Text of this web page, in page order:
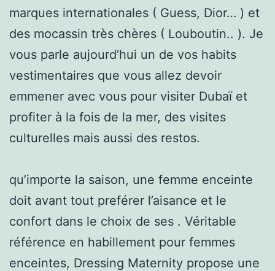
marques internationales ( Guess, Dior… ) et
des mocassin très chères ( Louboutin.. ). Je
vous parle aujourd’hui un de vos habits
vestimentaires que vous allez devoir
emmener avec vous pour visiter Dubaï et
profiter à la fois de la mer, des visites
culturelles mais aussi des restos.
qu’importe la saison, une femme enceinte
doit avant tout preférer l’aisance et le
confort dans le choix de ses . Véritable
référence en habillement pour femmes
enceintes, Dressing Maternity propose une